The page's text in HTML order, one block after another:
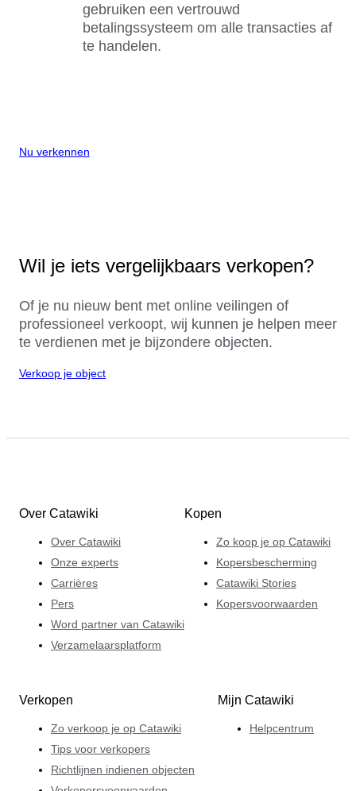
gebruiken een vertrouwd
betalingssysteem om alle transacties af
te handelen.
Nu verkennen
Wil je iets vergelijkbaars verkopen?
Of je nu nieuw bent met online veilingen of
professioneel verkoopt, wij kunnen je helpen meer
te verdienen met je bijzondere objecten.
Verkoop je object
Over Catawiki
Over Catawiki
Onze experts
Carrières
Pers
Word partner van Catawiki
Verzamelaarsplatform
Kopen
Zo koop je op Catawiki
Kopersbescherming
Catawiki Stories
Kopersvoorwaarden
Verkopen
Zo verkoop je op Catawiki
Tips voor verkopers
Richtlijnen indienen objecten
Mijn Catawiki
Helpcentrum